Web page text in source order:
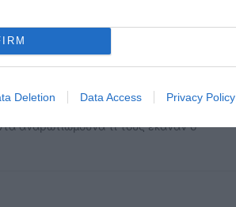
Deletion Data Access Privacy Policy
αναρωτιώμουνα τι τους έκαναν ο